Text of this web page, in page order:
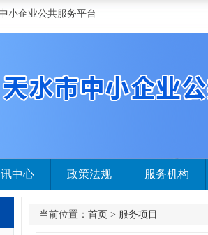
小企业公共服务平台
中心 政策法规 服务机构
当前位置： 首页 > 服务项目